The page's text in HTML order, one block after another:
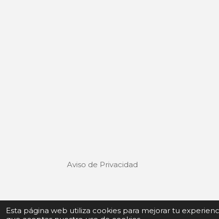
Esta página web utiliza cookies para mejorar tu
Aviso de Privacidad